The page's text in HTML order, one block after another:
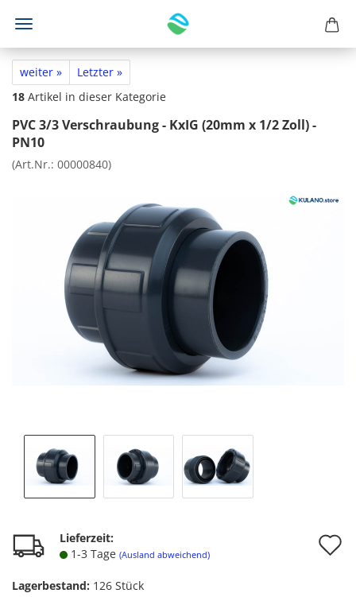
weiter »
Letzter »
18 Artikel in dieser Kategorie
PVC 3/3 Verschraubung - KxIG (20mm x 1/2 Zoll) -
PN10
(Art.Nr.: 00000840)
Lieferzeit:
1-3 Tage (Ausland abweichend)
Lagerbestand: 126 Stück